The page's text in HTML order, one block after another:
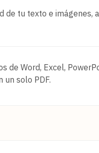
de tu texto e imágenes,
Word, Excel,
solo PDF.